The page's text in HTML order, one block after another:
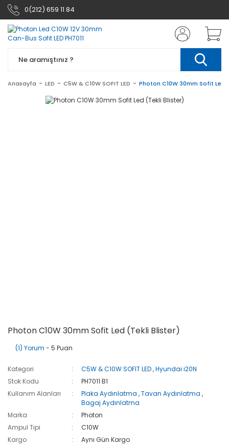
0(212) 659 11 84
Anasayfa LED C5W & C10W SOFIT LED Photon C10W 30mm Sofit Led
Photon C10W 30mm Sofit Led (Tekli Blister)
(1) Yorum - 5 Puan
Kategori C5W & C10W SOFIT LED,Hyundai i20N
Stok Kodu
PH7011 B1
Kullanım Alanları
Plaka Aydınlatma,Tavan Aydınlatma,
Bagaj Aydınlatma
Marka
Photon
Ampul Tipi
C10W
Kargo
Aynı Gün Kargo